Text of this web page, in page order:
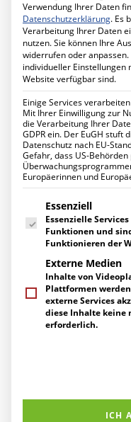
Ihr Projekt mit uns
Schule Digital
Unterricht digital
Ihr Projekt mit uns
Cabling Solutions
Strukturierte
Ihr Projekt mit uns
Datenschutz
Datenschutz für
Ihr Projekt mit uns
UNTERNEHMEN
Über uns
Management
Ihre
Engagement
Zertifizierungen
Herstellerpartner
Referenzen
KARRIERE
Stellenangebote
Ausbildung
AKTUELLES
News
Events
Pressemitteilungen
Verwendung Ihrer Daten
Datenschutzerklärung. Es
Verarbeitung Ihrer Daten
nutzen.Sie können Ihre
widerrufen oder anpassen.
individueller Einstellungen
Website verfügbar sind.
Einige Services
Mit Ihrer Einwilligung zur
die Verarbeitung Ihrer
GDPR ein. Der EuGH stuft
Datenschutz nach EU-
Gefahr, dass US-
Europäerinnen und
Es folgt eine Liste der
Essenziell
Essenzielle
Funktionen und
Funktionieren der
Externe Medien
Inhalte von
Plattformen
externe Services
diese Inhalte keine
erforderlich.
ICH